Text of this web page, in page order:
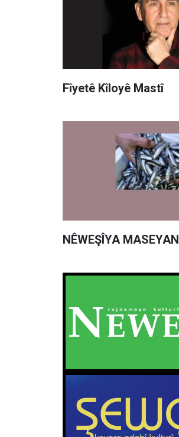
Fîyetê Kîloyê Mastî
NÊWEŞÎYA MASEYAN